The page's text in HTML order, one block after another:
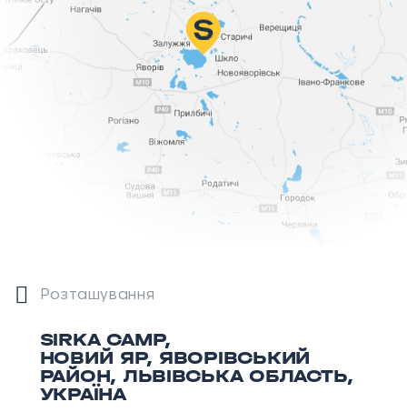
Розташування
SIRKA CAMP,
НОВИЙ ЯР, ЯВОРІВСЬКИЙ
РАЙОН, ЛЬВІВСЬКА ОБЛАСТЬ,
УКРАЇНА